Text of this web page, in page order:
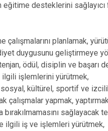
desteklerini
planlamak,
duygusunu geliştirmeye
ödül, disiplin ve
ilgili işlemlerini yürütmek,
sosyal, kültürel, sportif ve
çalışmalar yapmak,
sağlayacak
ilgili iş ve işlemleri yürütmek,